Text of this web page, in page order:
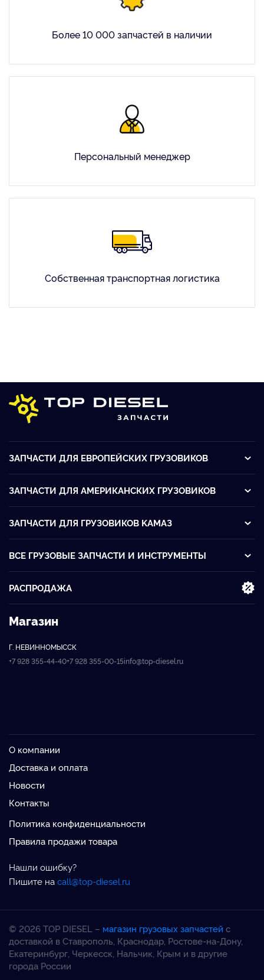
Более 10 000 запчастей в наличии
Персональный менеджер
Собственная транспортная логистика
ЗАПЧАСТИ ДЛЯ ЕВРОПЕЙСКИХ ГРУЗОВИКОВ
ЗАПЧАСТИ ДЛЯ АМЕРИКАНСКИХ ГРУЗОВИКОВ
ЗАПЧАСТИ ДЛЯ ГРУЗОВИКОВ KАМАЗ
ВСЕ ГРУЗОВЫЕ ЗАПЧАСТИ И ИНСТРУМЕНТЫ
РАСПРОДАЖА
Магазин
Г. НЕВИННОМЫССК
+7 928 355-44-40+7 928 355-00-15info@top-diesel.ru
О компании
Доставка и оплата
Новости
Контакты
Политика конфиденциальности
Правила продажи товара
Нашли ошибку?
Пишите наcall@top-diesel.ru
© 2026 TOP DIESEL – магазин грузовых запчастей с
доставкой в Ставрополь, Краснодар, Ростове-на-Дону,
Екатеринбург, Черкесск, Нальчик, Крым и в другие
города России